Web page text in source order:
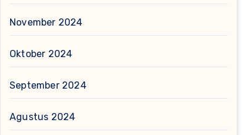
November 2024
Oktober 2024
September 2024
Agustus 2024